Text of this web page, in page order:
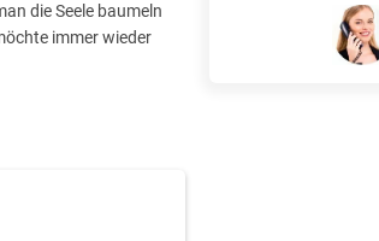
die Seele baumeln
immer wieder